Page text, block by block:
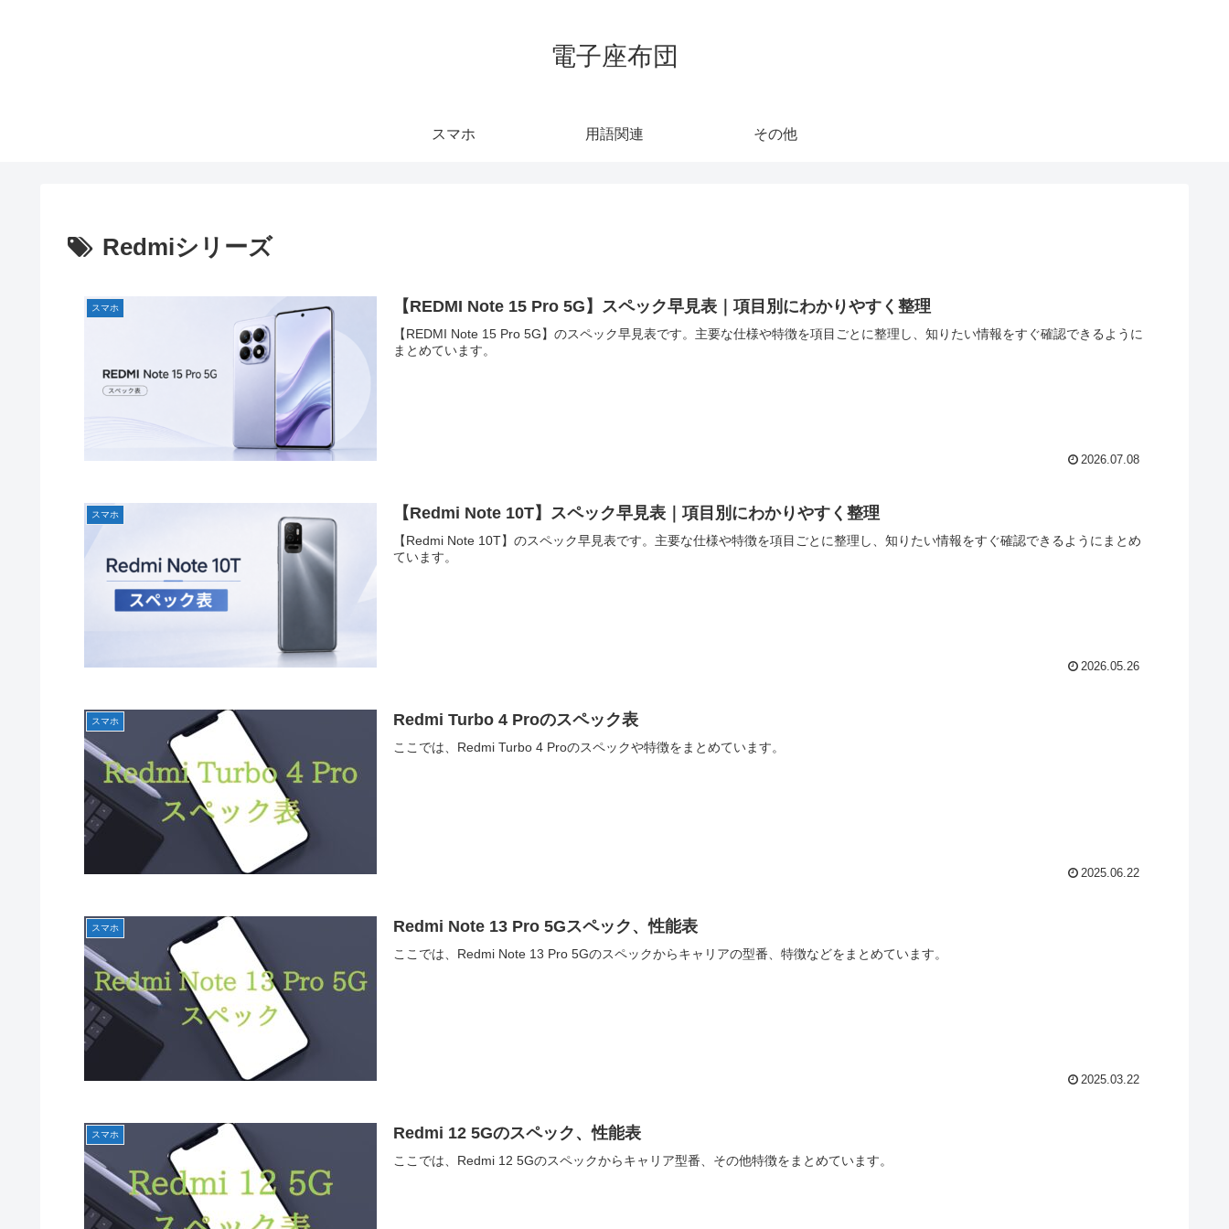
電子座布団
スマホ 用語関連 その他
Redmiシリーズ
スマホ 【REDMI Note 15 Pro 5G】スペック早見表｜項目別にわかりやすく整理
【REDMI Note 15 Pro 5G】のスペック早見表です。主要な仕様や特徴を項目ごとに整理し、知りたい情報をすぐ確認できるように
まとめています。
2026.07.08
スマホ 【Redmi Note 10T】スペック早見表｜項目別にわかりやすく整理
【Redmi Note 10T】のスペック早見表です。主要な仕様や特徴を項目ごとに整理し、知りたい情報をすぐ確認できるようにまとめ
ています。
2026.05.26
スマホ Redmi Turbo 4 Proのスペック表
ここでは、Redmi Turbo 4 Proのスペックや特徴をまとめています。
2025.06.22
スマホ Redmi Note 13 Pro 5Gスペック、性能表
ここでは、Redmi Note 13 Pro 5Gのスペックからキャリアの型番、特徴などをまとめています。
2025.03.22
スマホ Redmi 12 5Gのスペック、性能表
ここでは、Redmi 12 5Gのスペックからキャリア型番、その他特徴をまとめています。